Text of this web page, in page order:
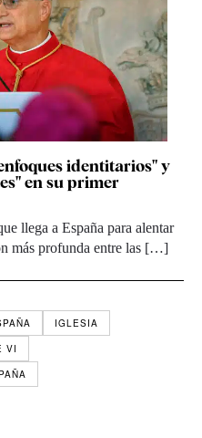
identitarios" y
en su primer
llega a España para alentar
más profunda entre las […]
IGLESIA
VI